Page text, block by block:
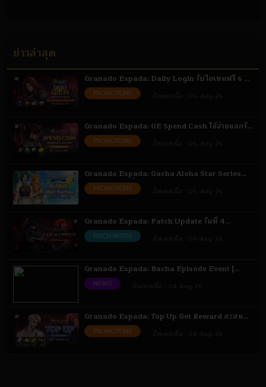
ข่าวล่าสุด
Granado Espada: Daily Login รับไอเทมฟรี 6 -
31 ส.ค. 69
PROMOTIONS
Granado Espada: GE Spend Cash ใช้จ่ายแลกรับ
ไอเทม 6 ส.ค. - 1 ก.ย. 69
PROMOTIONS
Granado Espada: Gacha Aloha Star Series
เติมเงินรับสิทธิ์สุ่มไอเทม 6 - 18 ส.ค. 69
PROMOTIONS
Granado Espada: Patch Update วันที่ 4
สิงหาคม 2569 Highlight
PATCH-NOTES
Granado Espada: Bacha Episode Event [
Bacha ] 4 - 18 ส.ค. 69
NEWS
Granado Espada: Top Up Get Reward สะสม
ยอดรับไอเทม 4 ส.ค. - 1 ก.ย. 69
PROMOTIONS